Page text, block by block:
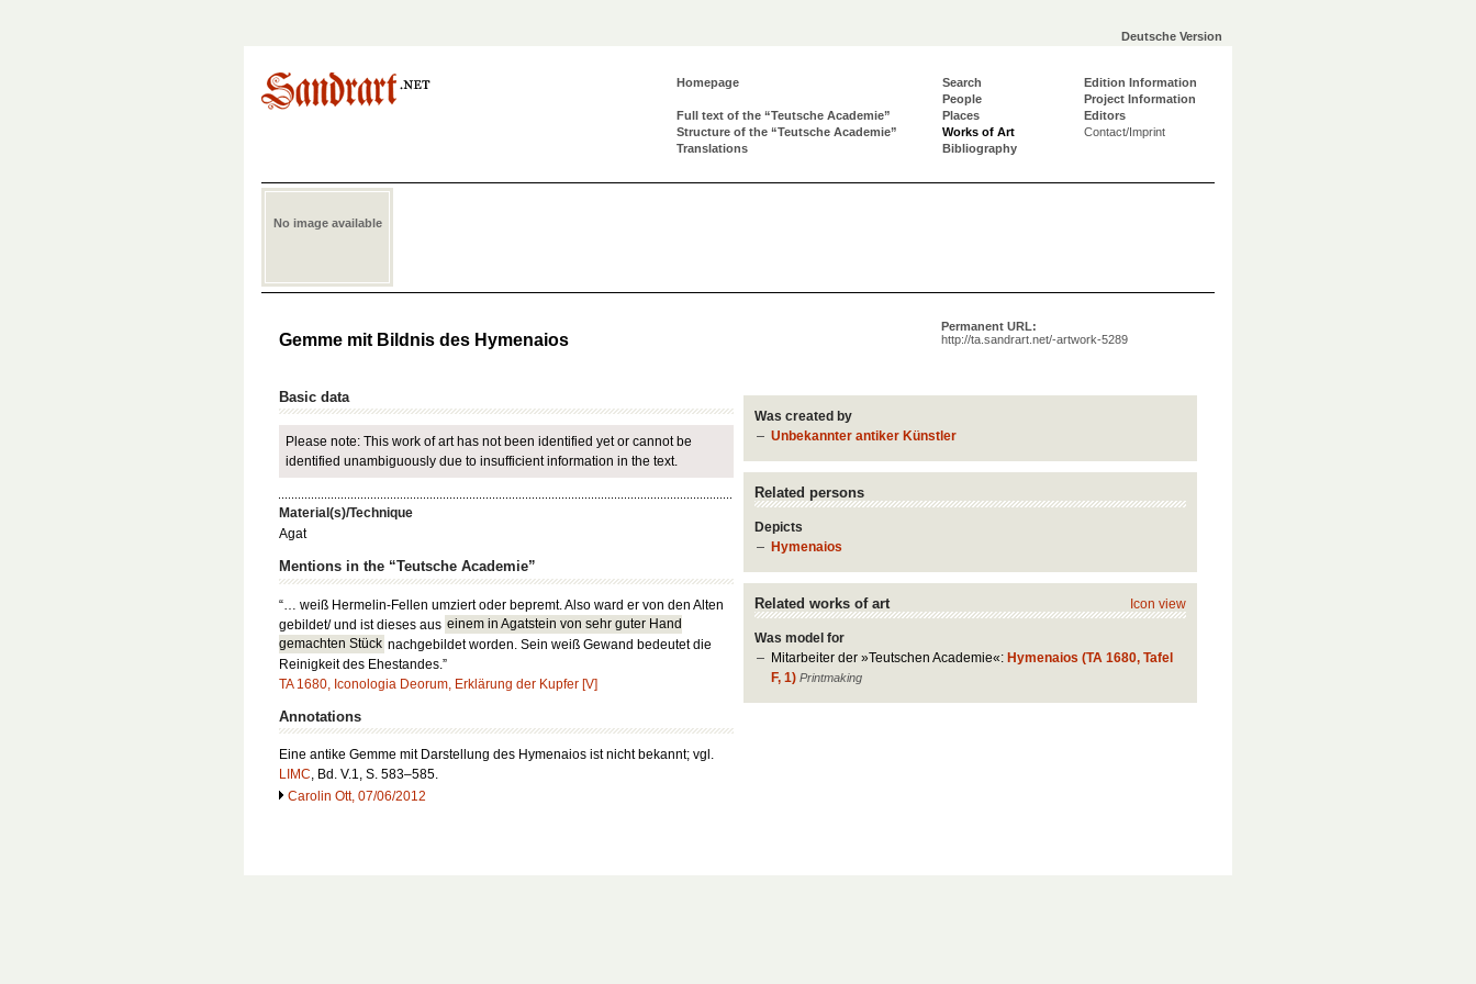
Deutsche Version
Homepage
Full text of the “Teutsche Academie”
Structure of the “Teutsche Academie”
Translations
Search
People
Places
Works of Art
Bibliography
Edition Information
Project Information
Editors
Contact/Imprint
No image available
Permanent URL:
http://ta.sandrart.net/-artwork-5289
Gemme mit Bildnis des Hymenaios
Was created by
Unbekannter antiker Künstler
Related persons
Depicts
Hymenaios
Icon view
Related works of art
Was model for
Mitarbeiter der »Teutschen Academie«: Hymenaios (TA 1680, Tafel
F, 1) Printmaking
Basic data
Please note: This work of art has not been identified yet or cannot be
identified unambiguously due to insufficient information in the text.
Material(s)/Technique
Agat
Mentions in the “Teutsche Academie”
“… weiß Hermelin-Fellen umziert oder bepremt. Also ward er von den Alten
gebildet/ und ist dieses aus einem in Agatstein von sehr guter Hand
gemachten Stück nachgebildet worden. Sein weiß Gewand bedeutet die
Reinigkeit des Ehestandes.”
TA 1680, Iconologia Deorum, Erklärung der Kupfer [V]
Annotations
Eine antike Gemme mit Darstellung des Hymenaios ist nicht bekannt; vgl.
LIMC, Bd. V.1, S. 583–585.
Carolin Ott, 07/06/2012